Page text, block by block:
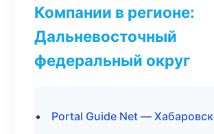
Компании в регионе:
Дальневосточный
федеральный округ
Portal Guide Net — Хабаровск